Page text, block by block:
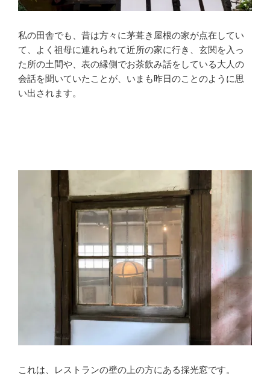
私の田舎でも、昔は方々に茅葺き屋根の家が点在してい
て、よく祖母に連れられて近所の家に行き、玄関を入っ
た所の土間や、表の縁側でお茶飲み話をしている大人の
会話を聞いていたことが、いまも昨日のことのように思
い出されます。
これは、レストランの壁の上の方にある採光窓です。